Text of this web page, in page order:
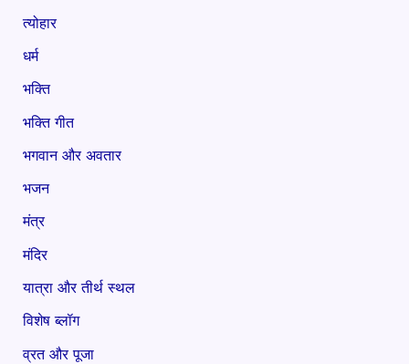
त्योहार
धर्म
भक्ति
भक्ति गीत
भगवान और अवतार
भजन
मंत्र
मंदिर
यात्रा और तीर्थ स्थल
विशेष ब्लॉग
व्रत और पूजा